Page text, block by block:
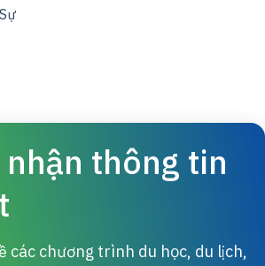
thông tin
các chương trình du học, du lịch,